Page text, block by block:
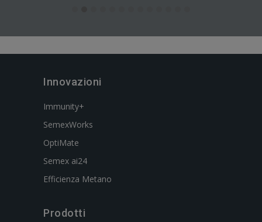
Innovazioni
Immunity+
SemexWorks
OptiMate
Semex ai24
Efficienza Metano
Prodotti